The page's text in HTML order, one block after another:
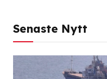
Senaste Nytt